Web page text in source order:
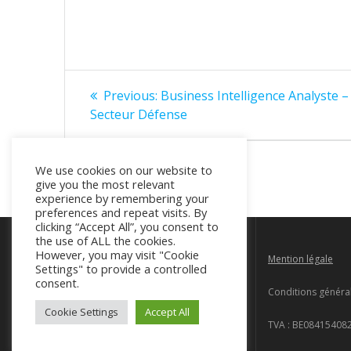
Bericht
navigatie
Previous: Previous
post:
Business Intelligence Analyste –
Secteur Défense
Rue Walcourt 150D, 1070 Bruxelles
info@aeronautica.be
+32 470 05 51 58
Mention légale
Conditions
TVA :
We use cookies on our website to
give you the most relevant
experience by remembering your
preferences and repeat visits. By
clicking “Accept All”, you consent to
the use of ALL the cookies.
However, you may visit "Cookie
Settings" to provide a controlled
consent.
Cookie Settings Accept All